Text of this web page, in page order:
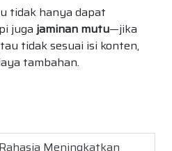
tidak hanya dapat
juga jaminan mutu—jika
tidak sesuai isi konten,
tambahan.
Rahasia Meningkatkan